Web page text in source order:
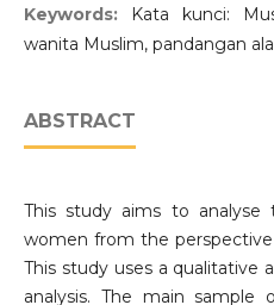
Keywords:
Kata kunci:
wanita Muslim, pandangan
ABSTRACT
This study aims to
women from the
This study uses a qualitative
analysis. The main